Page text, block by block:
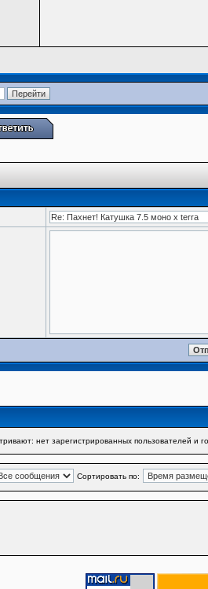
нет зарегистрированных пользователей и
Сортировать по: